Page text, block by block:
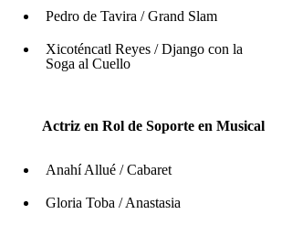
Pedro de Tavira / Grand Slam
Xicoténcatl Reyes / Django con la
Soga al Cuello
Actriz en Rol de Soporte en Musical
Anahí Allué / Cabaret
Gloria Toba / Anastasia